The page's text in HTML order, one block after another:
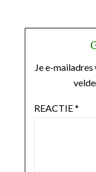
Je e-
REACTIE*